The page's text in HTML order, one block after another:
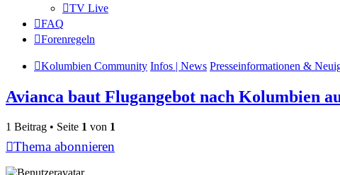
TV Live
FAQ
Forenregeln
Kolumbien Community Infos | News Presseinformationen &
Avianca baut Flugangebot nach Kolumbien
1 Beitrag • Seite 1 von 1
Thema abonnieren